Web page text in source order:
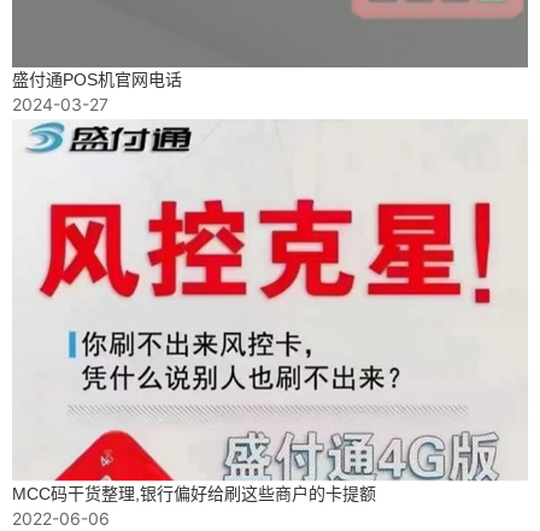
盛付通POS机官网电话
2024-03-27
MCC码干货整理,银行偏好给刷这些商户的卡提额
2022-06-06